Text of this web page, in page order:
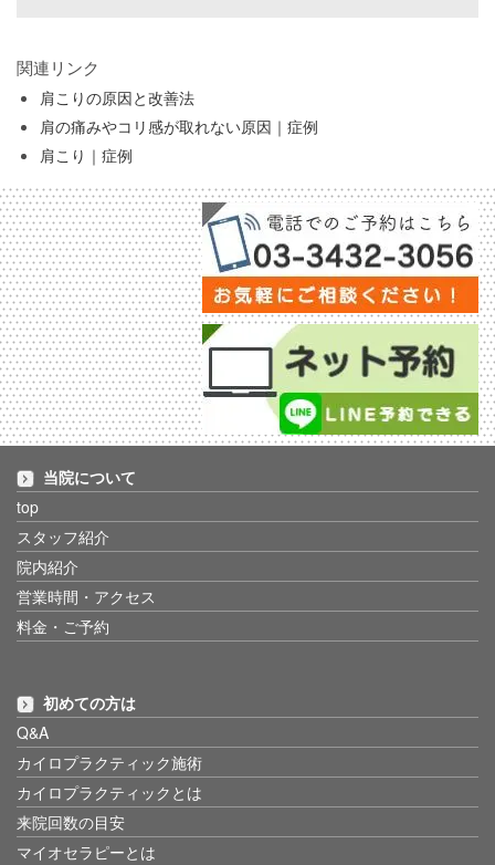
関連リンク
肩こりの原因と改善法
肩の痛みやコリ感が取れない原因｜症例
肩こり｜症例
当院について
top
スタッフ紹介
院内紹介
営業時間・アクセス
料金・ご予約
初めての方は
Q&A
カイロプラクティック施術
カイロプラクティックとは
来院回数の目安
マイオセラピーとは